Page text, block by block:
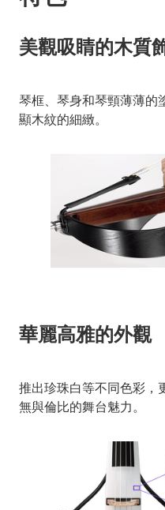
美觀吸睛的木質
琴框、琴身和琴頸薄薄的
顯木紋的細緻。
華麗高雅的外觀
推出珍珠白等不同色彩，
無與倫比的舞台魅力。